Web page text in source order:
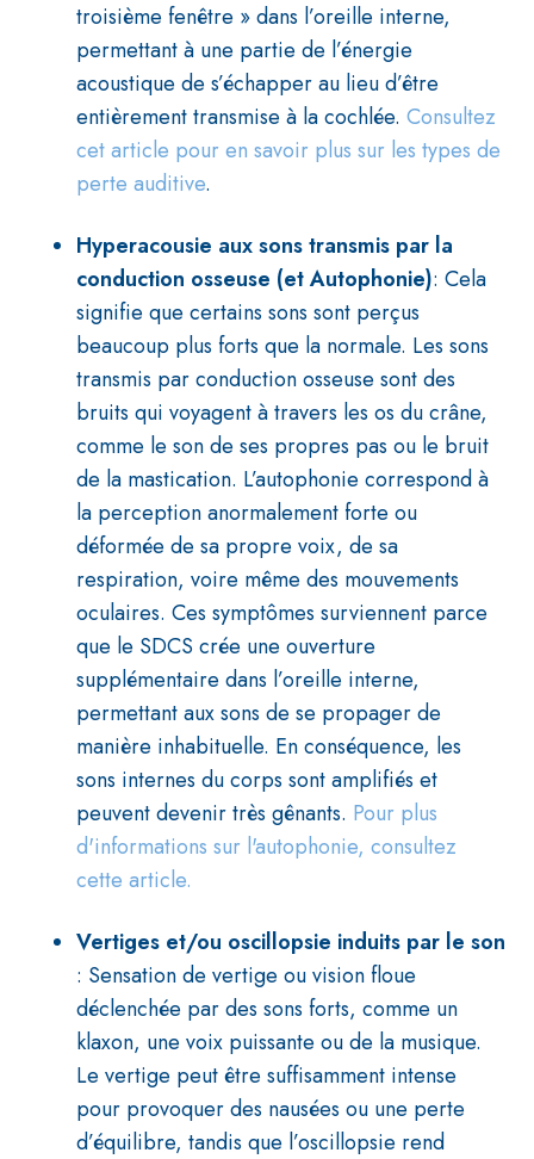
troisième fenêtre » dans l’oreille interne,
permettant à une partie de l’énergie
acoustique de s’échapper au lieu d’être
entièrement transmise à la cochlée. Consultez
cet article pour en savoir plus sur les types de
perte auditive.
Hyperacousie aux sons transmis par la
conduction osseuse (et Autophonie): Cela
signifie que certains sons sont perçus
beaucoup plus forts que la normale. Les sons
transmis par conduction osseuse sont des
bruits qui voyagent à travers les os du crâne,
comme le son de ses propres pas ou le bruit
de la mastication. L’autophonie correspond à
la perception anormalement forte ou
déformée de sa propre voix, de sa
respiration, voire même des mouvements
oculaires. Ces symptômes surviennent parce
que le SDCS crée une ouverture
supplémentaire dans l’oreille interne,
permettant aux sons de se propager de
manière inhabituelle. En conséquence, les
sons internes du corps sont amplifiés et
peuvent devenir très gênants. Pour plus
d'informations sur l'autophonie, consultez
cette article.
Vertiges et/ou oscillopsie induits par le son
: Sensation de vertige ou vision floue
déclenchée par des sons forts, comme un
klaxon, une voix puissante ou de la musique.
Le vertige peut être suffisamment intense
pour provoquer des nausées ou une perte
d’équilibre, tandis que l’oscillopsie rend